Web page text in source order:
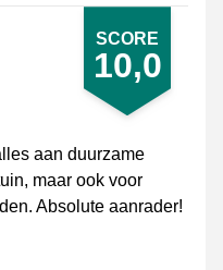
SCORE
10,0
aan duurzame
maar ook voor
Absolute aanrader!